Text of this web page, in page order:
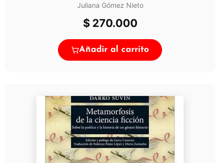
Juliana Gómez Nieto
$270.000
Añadir al carrito